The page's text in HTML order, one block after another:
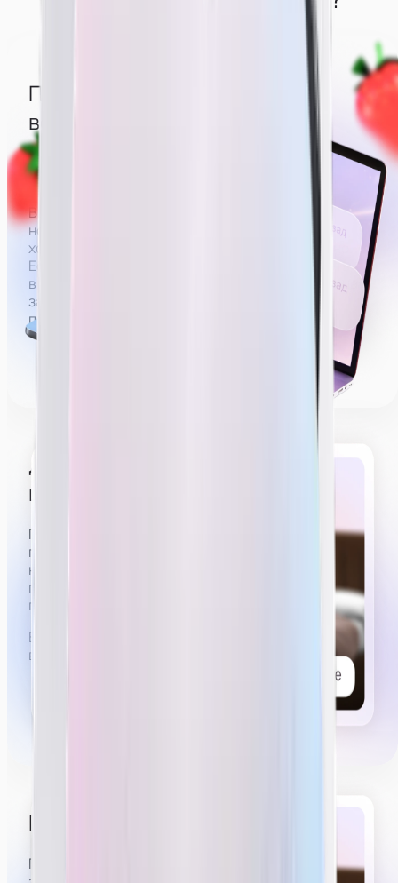
Понимать, что
вебкам — сфера 18+
Вебкам — сфера, где зарплата строится на донатах
за действия эротического характера.
Вы можете не раздеваться полностью,
но зарабатывать без раздевания
хотя бы до нижнего белья будет проблематично.
Если не раздеваться совсем (например, сидеть
в футболке и джинсах), на деле удастся выйти на
заработную плату в районе 60 000 рублей,
получать больше будет сложнее.
Делать эротическое
шоу на трансляции
Примерно 5 из 6 часов стрима нужно будет иметь
приятный, слегка эротичный вид. Вы можете
немного расстегнуть рубашку, стоять,
пританцовывая в коротких шортах или юбке,
показывать эмоции удовольствия, возбуждения.
Вы можете посмотреть видеопримеры работы
вебкам-моделей
Проводить приваты
Примерно 30–40 минут из 6 часов стрима будут